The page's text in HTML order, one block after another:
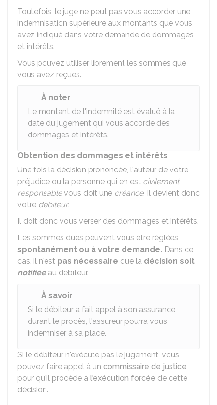
Toutefois, le juge ne peut pas vous accorder une
indemnisation supérieure aux montants que vous
avez indiqué dans votre demande de dommages
et intérêts.
Vous pouvez utiliser librement les sommes que
vous avez reçues.
À noter
Le montant de l'indemnité est évalué à la
date du jugement qui vous accorde des
dommages et intérêts.
Obtention des dommages et intérêts
Une fois la décision prononcée, l'auteur de votre
préjudice ou la personne qui en est civilement
responsablevous doit une créance. Il devient donc
votre débiteur.
Il doit donc vous verser des dommages et intérêts.
Les sommes dues peuvent vous être réglées
spontanément ou à votre demande. Dans ce
cas, il n'est pas nécessaire que la décision soit
notifiée au débiteur.
À savoir
Si le débiteur a fait appel à son assurance
durant le procès, l'assureur pourra vous
indemniser à sa place.
Si le débiteur n'exécute pas le jugement, vous
pouvez faire appel à un commissaire de justice
pour qu'il procède à l'exécution forcée de cette
décision.